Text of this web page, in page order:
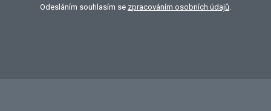
Odesláním souhlasím se zpracováním osobních údajů